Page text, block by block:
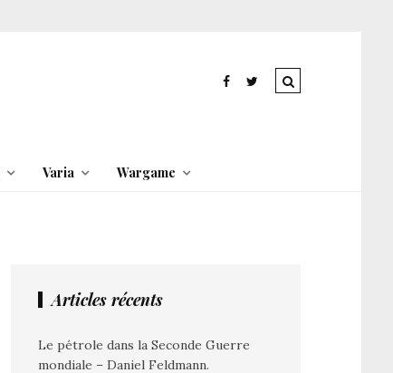
Varia Wargame
Articles récents
Le pétrole dans la Seconde Guerre
mondiale – Daniel Feldmann.